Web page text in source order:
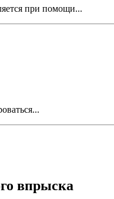
при помощи...
впрыска